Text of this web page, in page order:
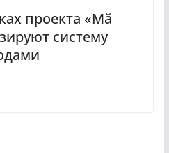
проекта «Mă
систему